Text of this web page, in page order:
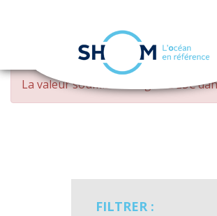
Aller
contenu
MESSAGE
D'ERREUR
La valeur soumise changed DESC
FILTRER :